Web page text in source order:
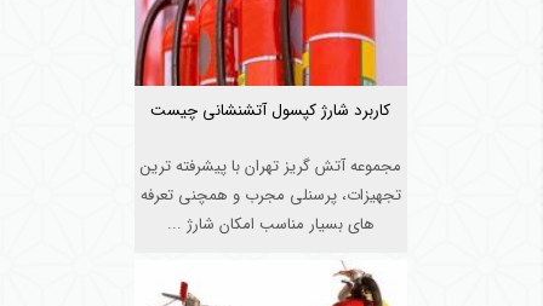
کاربرد شارژ کپسول آتشنشانی چیست
مجموعه آتش گریز تهران با پیشرفته ترین
تجهیزات، پرسنلی مجرب و همچنی تعرفه
های بسیار مناسب امکان شارژ ...